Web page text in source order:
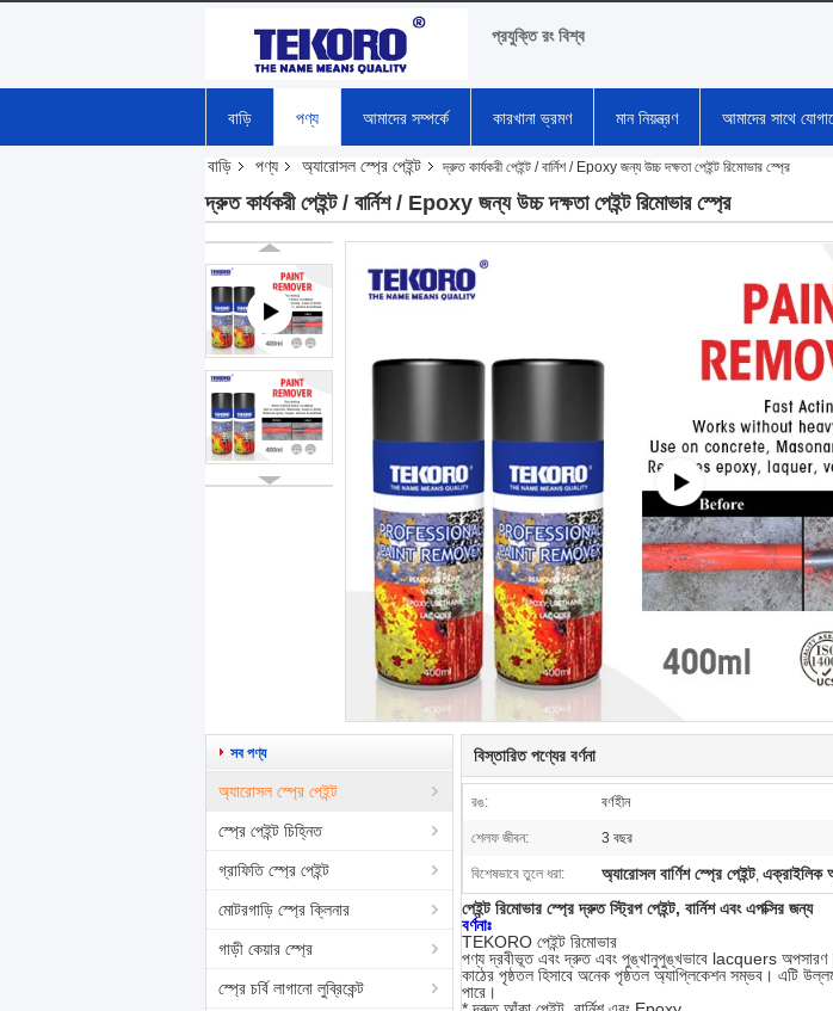
প্রযুক্তি রং বিশ্ব
বাড়ি পণ্য আমাদের সম্পর্কে কারখানা ভ্রমণ মান নিয়ন্ত্রণ আমাদের সাথে
বাড়ি পণ্য অ্যারোসল স্প্রে পেইন্ট দ্রুত কার্যকরী পেইন্ট / বার্নিশ / Epoxy জন্য উচ্চ দক্ষতা পেইন্ট রিমোভার স্প্রে
দ্রুত কার্যকরী পেইন্ট / বার্নিশ / Epoxy জন্য উচ্চ দক্ষতা পেইন্ট রিমোভার স্প্রে
সব পণ্য
অ্যারোসল স্প্রে পেইন্ট
স্প্রে পেইন্ট চিহ্নিত
গ্রাফিতি স্প্রে পেইন্ট
মোটরগাড়ি স্প্রে ক্লিনার
গাড়ী কেয়ার স্প্রে
স্প্রে চর্বি লাগানো লুব্রিকেন্ট
বিস্তারিত পণ্যের বর্ণনা
রঙ: বর্ণহীন
শেলফ জীবন: 3 বছর
বিশেষভাবে তুলে ধরা: অ্যারোসল বার্ণিশ স্প্রে পেইন্ট, এক্রাইলিক
পেইন্ট রিমোভার স্প্রে দ্রুত স্ট্রিপ পেইন্ট, বার্নিশ এবং এপক্সির জন্য
বর্ণনাঃ
TEKORO পেইন্ট রিমোভার
পণ্য দ্রবীভূত এবং দ্রুত এবং পুঙ্খানুপুঙ্খভাবে lacquers
কাঠের পৃষ্ঠতল হিসাবে অনেক পৃষ্ঠতল অ্যাপ্লিকেশন সম্ভব। এটি
পারে।